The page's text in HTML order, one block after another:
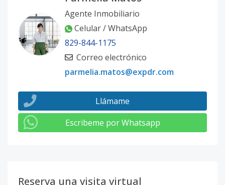
Agente Inmobiliario
Celular / WhatsApp
829-844-1175
Correo electrónico
parmelia.matos@expdr.com
Llámame
Escribeme por Whatsapp
Reserva una visita virtual